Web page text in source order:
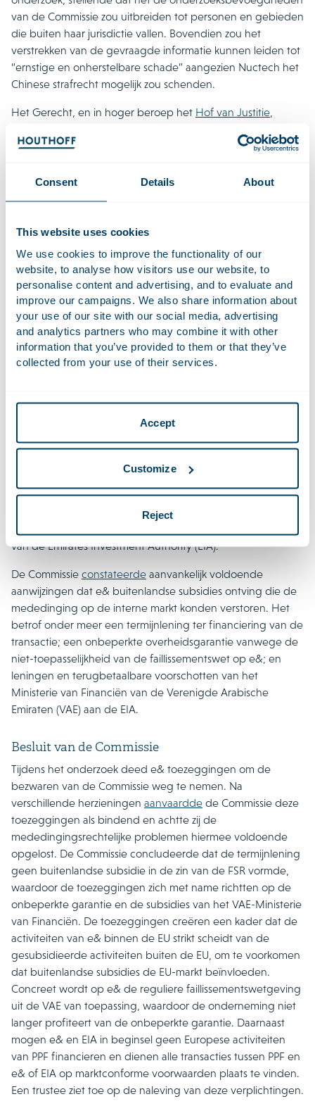
Consent Details About
This website uses cookies
We use cookies to improve the functionality of our
website, to analyse how visitors use our website, to
personalise content and advertising, and to evaluate and
improve our campaigns. We also share information about
your use of our site with our social media, advertising
and analytics partners who may combine it with other
information that you’ve provided to them or that they’ve
collected from your use of their services.
Accept
Customize
Reject
van de Commissie zou uitbreiden tot personen en gebieden
die buiten haar jurisdictie vallen. Bovendien zou het
verstrekken van de gevraagde informatie kunnen leiden tot
“ernstige en onherstelbare schade” aangezien Nuctech het
Chinese strafrecht mogelijk zou schenden.
Het Gerecht, en in hoger beroep het Hof van Justitie,
op basis van internationaal publiekrecht bevoegd is om
indien hun gedrag het EU-recht schendt en aanzienlijke
mededingingsrecht. Voorts oordeelde het Hof dat Nuctech
onvoldoende had onderbouwd dat het verstrekken van de
gevraagde informatie daadwerkelijk in strijd zou zijn met het
Chinese strafrecht. Eventuele sancties zouden bovendien
slechts van financiële aard zijn en niet als onherstelbare
schade kwalificeren, aangezien compensatie mogelijk is. De
reactie van China blijft onzeker; het is denkbaar dat blocking
statutes worden aangenomen om de werking van de FSR te
beperken.
Het eerste diepgaande onderzoek: de e&
Zoals beschreven in ons vorigeFSR-overzicht, starttede
e in juni 2024 een diepgaand onderzoek naar de
voorgenomen overname van PPF Telecom Group B.V. (PPF),
een telecommunicatiebedrijf actief in Oost- en Centraal-
Europa, door Emirates Telecommunications Group Company
van de Emirates Investment Authority (EIA).
De Commissie constateerde aanvankelijk voldoende
aanwijzingen dat e& buitenlandse subsidies ontving die de
mededinging op de interne markt konden verstoren. Het
betrof onder meer een termijnlening ter financiering van de
transactie; een onbeperkte overheidsgarantie vanwege de
niet-toepasselijkheid van de faillissementswet op e&; en
leningen en terugbetaalbare voorschotten van het
Ministerie van Financiën van de Verenigde Arabische
Emiraten (VAE) aan de EIA.
Besluit van de Commissie
Tijdens het onderzoek deed e& toezeggingen om de
bezwaren van de Commissie weg te nemen. Na
verschillende herzieningen aanvaardde de Commissie deze
toezeggingen als bindend en achtte zij de
mededingingsrechtelijke problemen hiermee voldoende
opgelost. De Commissie concludeerde dat de termijnlening
geen buitenlandse subsidie in de zin van de FSR vormde,
waardoor de toezeggingen zich met name richtten op de
onbeperkte garantie en de subsidies van het VAE-Ministerie
van Financiën. De toezeggingen creëren een kader dat de
activiteiten van e& binnen de EU strikt scheidt van de
gesubsidieerde activiteiten buiten de EU, om te voorkomen
dat buitenlandse subsidies de EU-markt beïnvloeden.
Concreet wordt op e& de reguliere faillissementswetgeving
uit de VAE van toepassing, waardoor de onderneming niet
langer profiteert van de onbeperkte garantie. Daarnaast
mogen e& en EIA in beginsel geen Europese activiteiten
van PPF financieren en dienen alle transacties tussen PPF en
e& of EIA op marktconforme voorwaarden plaats te vinden.
Een trustee ziet toe op de naleving van deze verplichtingen.